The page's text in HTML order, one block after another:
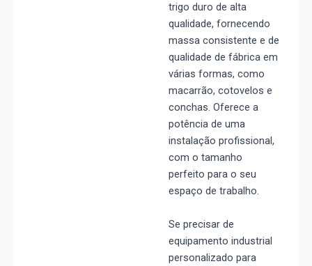
trigo duro de alta
qualidade, fornecendo
massa consistente e de
qualidade de fábrica em
várias formas, como
macarrão, cotovelos e
conchas. Oferece a
potência de uma
instalação profissional,
com o tamanho
perfeito para o seu
espaço de trabalho.
Se precisar de
equipamento industrial
personalizado para